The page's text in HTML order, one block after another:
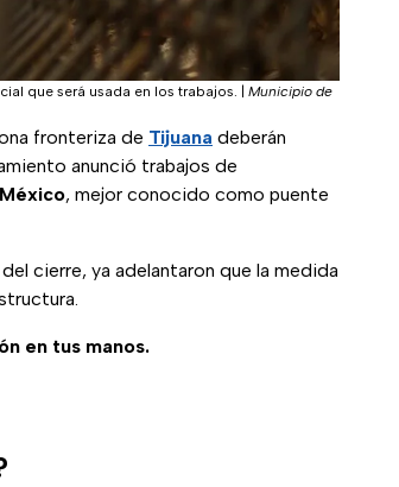
que será usada en los trabajos.
Municipio de
fronteriza de Tijuana deberán
anunció trabajos de
, mejor conocido como puente
cierre, ya adelantaron que la medida
en tus manos.